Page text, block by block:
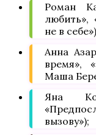
Роман
любить»,
не в
Анна
время»,
Маша
Яна
вызову»);